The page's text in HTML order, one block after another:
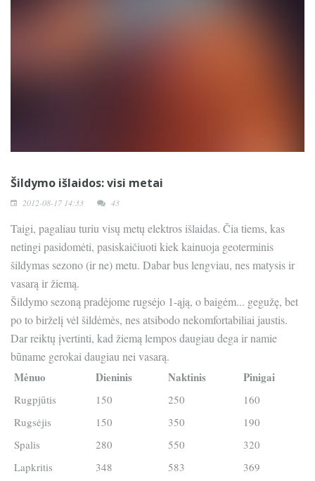
Šildymo išlaidos: visi metai
2012-08-17 14:33 43
Taigi, pagaliau turiu visų metų elektros išlaidas. Čia tiems, kas
netingi pasidomėti, pasiskaičiuoti kiek kainuoja geoterminis
šildymas sezono (ir ne) metu. Dabar bus lengviau, nes matysis ir
vasarą ir žiemą.
Šildymo sezoną pradėjome rugsėjo 1-ąją, o baigėm... gegužę, bet
po to birželį vėl šildėmės, nes atsibodo nekomfortabiliai jaustis.
Dar reiktų įvertinti, kad žiemą lempos daugiau dega ir namie
būname gerokai daugiau nei vasarą.
Mėnuo Dieninis Naktinis Pinigai
Rugpjūtis 150 250
160
Rugsėjis
150 350
190
Spalis
280 550
320
Lapkritis
348 583
369